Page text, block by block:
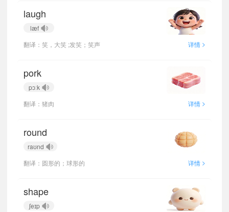
laugh
læf
翻译：笑，大笑 ;发笑；笑声
详情 >
pork
pɔːk
翻译：猪肉
详情 >
round
raʊnd
翻译：圆形的；球形的
详情 >
shape
ʃeɪp